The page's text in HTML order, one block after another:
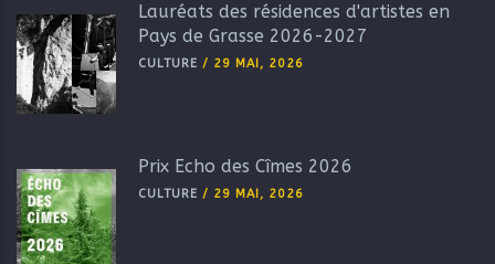
Lauréats des résidences d'artistes en
Pays de Grasse 2026-2027
CULTURE / 29 MAI, 2026
Prix Echo des Cîmes 2026
CULTURE / 29 MAI, 2026